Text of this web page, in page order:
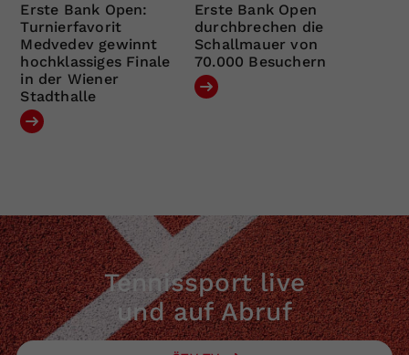
Erste Bank Open:
Turnierfavorit
Medvedev gewinnt
hochklassiges Finale
in der Wiener
Stadthalle
Erste Bank Open
durchbrechen die
Schallmauer von
70.000 Besuchern
Tennissport live
und auf Abruf